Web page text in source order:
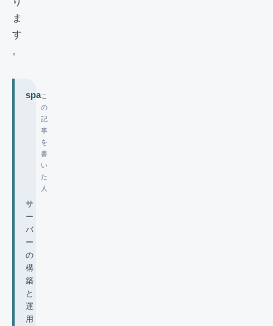
ま
す
。
spaこ
の
記
事
を
書
い
た
人
サ
ー
バ
ー
の
構
築
と
運
用